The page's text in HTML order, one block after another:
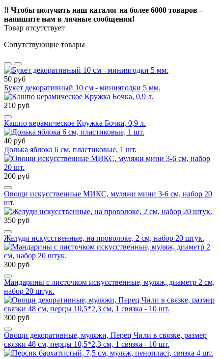
!! Чтобы получить наш каталог на более 6000 товаров –
напишите нам в личные сообщения!
Товар отсутствует
Сопутствующие товары
50 руб
Букет декоративный 10 см - миниягодки 5 мм.
210 руб
Кашпо керамическое Кружка Бочка, 0,9 л.
40 руб
Долька яблока 6 см, пластиковые, 1 шт.
200 руб
Овощи искусственные МИКС, муляжи мини 3-6 см, набор 20
шт.
350 руб
Желуди искусственные, на проволоке, 2 см, набор 20 штук.
300 руб
Мандарины с листочком искусственные, муляж, диаметр 2 см,
набор 20 штук.
300 руб
Овощи декоративные, муляжи, Перец Чили в связке, размер
связки 48 см, перцы 10,5*2,3 см, 1 связка - 10 шт.